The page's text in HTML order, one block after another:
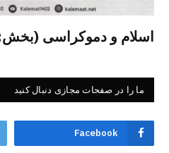
اسلام و دموکراسی (بخش:
ما را در صفحات مجازی دنبال کنید
Facebook